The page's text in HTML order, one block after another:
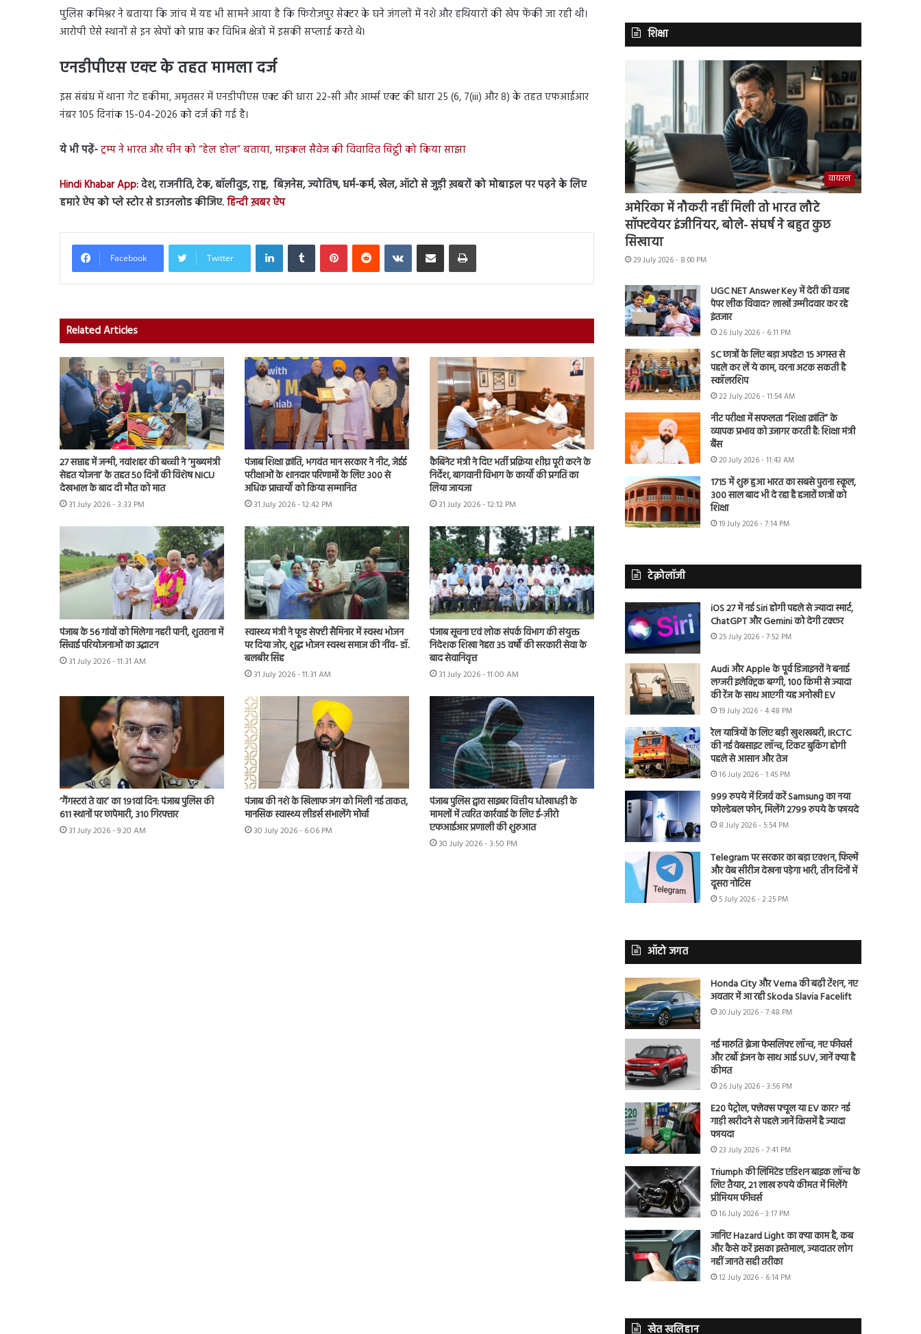
पुलिस कमिश्नर ने बताया कि जांच में यह भी सामने आया है कि फिरोजपुर सेक्टर के घने जंगलों में नशे और हथियारों की खेप फेंकी जा रही थी।
आरोपी ऐसे स्थानों से इन खेपों को प्राप्त कर विभिन्न क्षेत्रों में इसकी सप्लाई करते थे।
एनडीपीएस एक्ट के तहत मामला दर्ज
इस संबंध में थाना गेट हकीमा, अमृतसर में एनडीपीएस एक्ट की धारा 22-सी और आर्म्स एक्ट की धारा 25 (6, 7(iii) और 8) के तहत एफआईआर
नंबर 105 दिनांक 15-04-2026 को दर्ज की गई है।
ये भी पढ़ें-ट्रम्प ने भारत और चीन को “हेल होल” बताया, माइकल सैवेज की विवादित चिट्ठी को किया साझा
Hindi Khabar App:देश, राजनीति, टेक, बॉलीवुड, राष्ट्र, बिज़नेस, ज्योतिष, धर्म-कर्म, खेल, ऑटो से जुड़ी ख़बरों को मोबाइल पर पढ़ने के लिए
हमारे ऐप को प्ले स्टोर से डाउनलोड कीजिए.हिन्दी ख़बर ऐप
Facebook Twitter
LinkedInTumblr PinterestReddit VKontakteShare via Email Print
Related Articles
27 सप्ताह में जन्मी, नवांशहर की बच्ची ने ‘मुख्यमंत्री
सेहत योजना’ के तहत 50 दिनों की विशेष NICU
देखभाल के बाद दी मौत को मात
31 July 2026 - 3:33 PM
पंजाब शिक्षा क्रांति, भगवंत मान सरकार ने नीट, जेईई
परीक्षाओं के शानदार परिणामों के लिए 300 से
अधिक प्राचार्यों को किया सम्मानित
31 July 2026 - 12:42 PM
कैबिनेट मंत्री ने दिए भर्ती प्रक्रिया शीघ्र पूरी करने के
निर्देश, बागवानी विभाग के कार्यों की प्रगति का
लिया जायजा
31 July 2026 - 12:12 PM
पंजाब के 56 गांवों को मिलेगा नहरी पानी, शुतराना में
सिंचाई परियोजनाओं का उद्घाटन
31 July 2026 - 11:31 AM
स्वास्थ्य मंत्री ने फूड सेफ्टी सैमिनार में स्वस्थ भोजन
पर दिया जोर, शुद्ध भोजन स्वस्थ समाज की नींव- डॉ.
बलबीर सिंह
31 July 2026 - 11:31 AM
पंजाब सूचना एवं लोक संपर्क विभाग की संयुक्त
निदेशक शिखा नेहरा 35 वर्षों की सरकारी सेवा के
बाद सेवानिवृत्त
31 July 2026 - 11:00 AM
‘गैंगस्टरां ते वार’ का 191वां दिन: पंजाब पुलिस की
611 स्थानों पर छापेमारी, 310 गिरफ्तार
31 July 2026 - 9:20 AM
पंजाब की नशे के खिलाफ जंग को मिली नई ताकत,
मानसिक स्वास्थ्य लीडर्स संभालेंगे मोर्चा
30 July 2026 - 6:06 PM
पंजाब पुलिस द्वारा साइबर वित्तीय धोखाधड़ी के
मामलों में त्वरित कार्रवाई के लिए ई-ज़ीरो
एफआईआर प्रणाली की शुरुआत
30 July 2026 - 3:50 PM
शिक्षा
वायरल
अमेरिका में नौकरी नहीं मिली तो भारत लौटे
सॉफ्टवेयर इंजीनियर, बोले- संघर्ष ने बहुत कुछ
सिखाया
29 July 2026 - 8:00 PM
UGC NET Answer Key में देरी की वजह
पेपर लीक विवाद? लाखों उम्मीदवार कर रहे
इंतजार
26 July 2026 - 6:11 PM
SC छात्रों के लिए बड़ा अपडेट! 15 अगस्त से
पहले कर लें ये काम, वरना अटक सकती है
स्कॉलरशिप
22 July 2026 - 11:54 AM
नीट परीक्षा में सफलता “शिक्षा क्रांति” के
व्यापक प्रभाव को उजागर करती है: शिक्षा मंत्री
बैंस
20 July 2026 - 11:43 AM
1715 में शुरू हुआ भारत का सबसे पुराना स्कूल,
300 साल बाद भी दे रहा है हजारों छात्रों को
शिक्षा
19 July 2026 - 7:14 PM
टेक्नोलॉजी
iOS 27 में नई Siri होगी पहले से ज्यादा स्मार्ट,
ChatGPT और Gemini को देगी टक्कर
25 July 2026 - 7:52 PM
Audi और Apple के पूर्व डिजाइनरों ने बनाई
लग्जरी इलेक्ट्रिक बग्गी, 100 किमी से ज्यादा
की रेंज के साथ आएगी यह अनोखी EV
19 July 2026 - 4:48 PM
रेल यात्रियों के लिए बड़ी खुशखबरी, IRCTC
की नई वेबसाइट लॉन्च, टिकट बुकिंग होगी
पहले से आसान और तेज
16 July 2026 - 1:45 PM
999 रुपये में रिजर्व करें Samsung का नया
फोल्डेबल फोन, मिलेंगे 2799 रुपये के फायदे
8 July 2026 - 5:54 PM
Telegram पर सरकार का बड़ा एक्शन, फिल्में
और वेब सीरीज देखना पड़ेगा भारी, तीन दिनों में
दूसरा नोटिस
5 July 2026 - 2:25 PM
ऑटो जगत
Honda City और Verna की बढ़ी टेंशन, नए
अवतार में आ रही Skoda Slavia Facelift
30 July 2026 - 7:48 PM
नई मारुति ब्रेजा फेसलिफ्ट लॉन्च, नए फीचर्स
और टर्बो इंजन के साथ आई SUV, जानें क्या है
कीमत
26 July 2026 - 3:56 PM
E20 पेट्रोल, फ्लेक्स फ्यूल या EV कार? नई
गाड़ी खरीदने से पहले जानें किसमें है ज्यादा
फायदा
23 July 2026 - 7:41 PM
Triumph की लिमिटेड एडिशन बाइक लॉन्च के
लिए तैयार, 21 लाख रुपये कीमत में मिलेंगे
प्रीमियम फीचर्स
16 July 2026 - 3:17 PM
जानिए Hazard Light का क्या काम है, कब
और कैसे करें इसका इस्तेमाल, ज्यादातर लोग
नहीं जानते सही तरीका
12 July 2026 - 6:14 PM
खेत खलिहान